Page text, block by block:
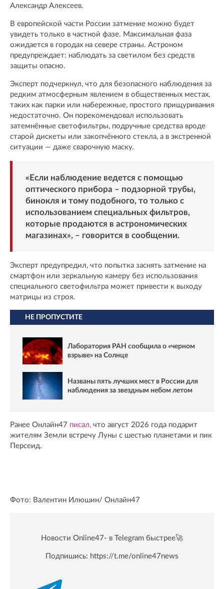
Александр Алексеев.
В европейской части России затмение можно будет
увидеть только в частной фазе. Максимальная фаза
ожидается в городах на севере страны. Астроном
предупреждает: наблюдать за светилом без средств
защиты опасно.
Эксперт подчеркнул, что для безопасного наблюдения за
редким атмосферным явлением в общественных местах,
таких как парки или набережные, простого прищуривания
недостаточно. Он порекомендовал использовать
затемнённые светофильтры, подручные средства вроде
старой дискеты или закопчённого стекла, а в экстренной
ситуации — даже сварочную маску.
«Если наблюдение ведется с помощью
оптического прибора – подзорной трубы,
бинокля и тому подобного, то только с
использованием специальных фильтров,
которые продаются в астрономических
магазинах», – говорится в сообщении.
Эксперт предупредил, что попытка заснять затмение на
смартфон или зеркальную камеру без использования
специального светофильтра может привести к выходу
матрицы из строя.
НЕ ПРОПУСТИТЕ
Лаборатория РАН сообщила о «черном
взрыве» на Солнце
Названы пять лучших мест в России для
наблюдения за звездным небом летом
Ранее Онлайн47 писал, что август 2026 года подарит
жителям Земли встречу Луны с шестью планетами и пик
Персеид.
Фото: Валентин Илюшин/ Oнлайн47
Новости Online47- в Telegram быстрее🚀
Подпишись: https://t.me/online47news